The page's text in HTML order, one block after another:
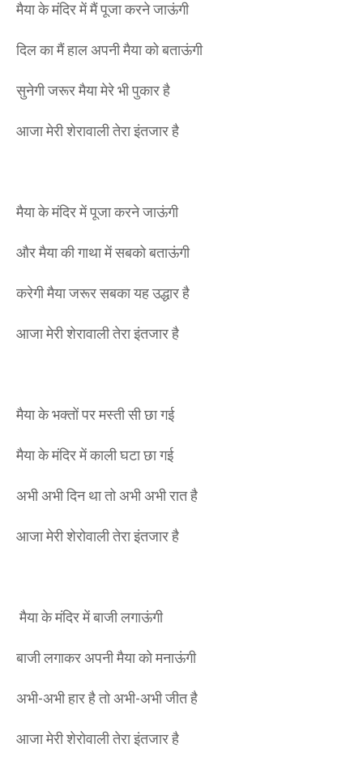
मैया के मंदिर में मैं पूजा करने जाऊंगी
दिल का मैं हाल अपनी मैया को बताऊंगी
सुनेगी जरूर मैया मेरे भी पुकार है
आजा मेरी शेरावाली तेरा इंतजार है
मैया के मंदिर में पूजा करने जाऊंगी
और मैया की गाथा में सबको बताऊंगी
करेगी मैया जरूर सबका यह उद्धार है
आजा मेरी शेरावाली तेरा इंतजार है
मैया के भक्तों पर मस्ती सी छा गई
मैया के मंदिर में काली घटा छा गई
अभी अभी दिन था तो अभी अभी रात है
आजा मेरी शेरोवाली तेरा इंतजार है
मैया के मंदिर में बाजी लगाऊंगी
बाजी लगाकर अपनी मैया को मनाऊंगी
अभी-अभी हार है तो अभी-अभी जीत है
आजा मेरी शेरोवाली तेरा इंतजार है